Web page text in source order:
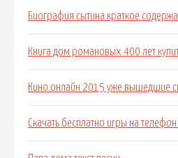
Биография сытина краткое
Книга дом романовых 400 лет
Кино онлайн 2015 уже вышедшие
Скачать бесплатно игры на